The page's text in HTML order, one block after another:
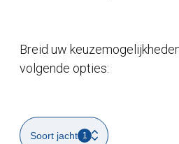
Breid uw
volgende opties:
Soort jacht 1